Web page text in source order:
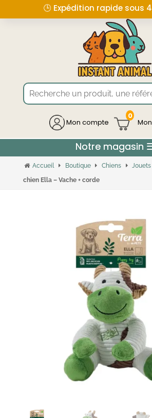
🕒 Expédition rapide sous
Mon compte
0
Accueil Boutique Chiens Jouets
chien Ella – Vache + corde